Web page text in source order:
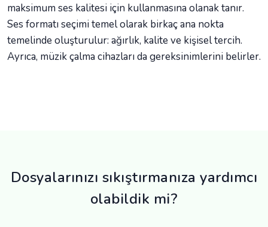
maksimum ses kalitesi için kullanmasına olanak tanır.
Ses formatı seçimi temel olarak birkaç ana nokta
temelinde oluşturulur: ağırlık, kalite ve kişisel tercih.
Ayrıca, müzik çalma cihazları da gereksinimlerini belirler.
Dosyalarınızı sıkıştırmanıza yardımcı
olabildik mi?